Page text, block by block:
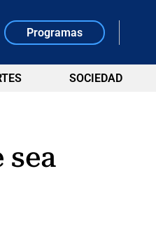
Programas
SOCIEDAD
sea